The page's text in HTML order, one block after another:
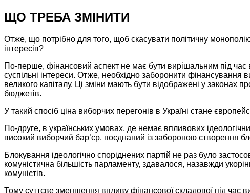
ЩО ТРЕБА ЗМІНИТИ
Отже, що потрібно для того, щоб скасувати політичну
інтересів?
По-перше, фінансовий аспект не має бути вирішальним під час
суспільні інтереси. Отже, необхідно заборонити фінансування
великого капіталу. Ці зміни мають бути відображені у законах
бюджетів.
У такий спосіб ціна виборчих перегонів в Україні стане
По-друге, в українських умовах, де немає впливових
високий виборчий бар’єр, поєднаний із забороною створення
Блокування ідеологічно споріднених партій не раз було
комуністична більшість парламенту, здавалося, назавжди
комуністів.
Тому суттєве зменшення впливу фінансової складової під час